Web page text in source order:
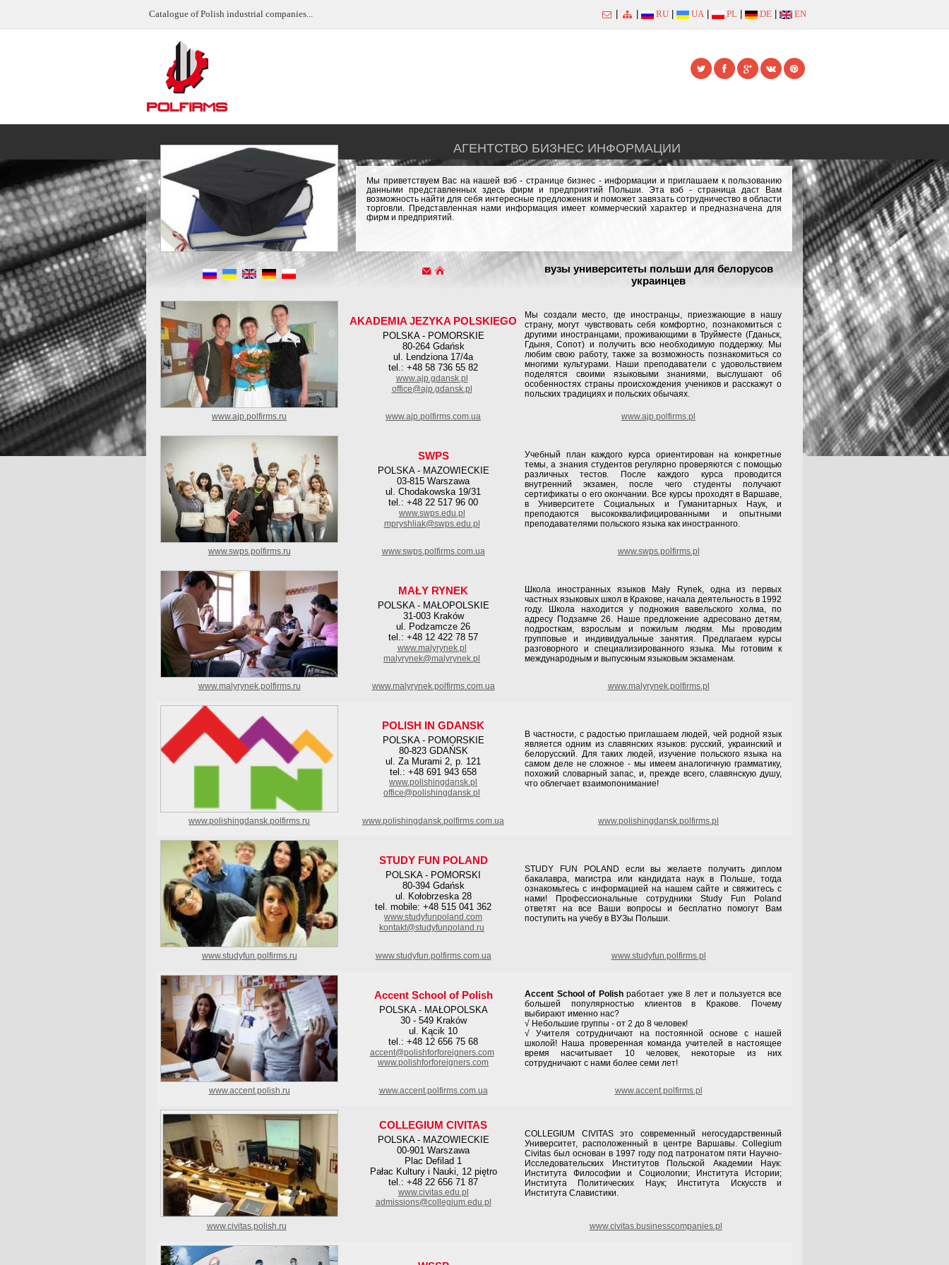
Catalogue of Polish industrial companies... RU UA PL DE EN
АГЕНТСТВО БИЗНЕС ИНФОРМАЦИИ
Мы приветствуем Вас на нашей вэб - странице бизнес - информации и приглашаем к пользованию
данными представленных здесь фирм и предприятий Польши. Эта вэб - страница даст Вам
возможность найти для себя интересные предложения и поможет завязать сотрудничество в области
торговли. Представленная нами информация имеет коммерческий характер и предназначена для
фирм и предприятий.
вузы университеты польши для белорусов
украинцев
AKADEMIA JEZYKA POLSKIEGO
POLSKA - POMORSKIE
80-264 Gdańsk
ul. Lendziona 17/4a
tel.: +48 58 736 55 82
www.ajp.gdansk.pl
office@ajp.gdansk.pl
Мы создали место, где иностранцы, приезжающие в нашу
страну, могут чувствовать себя комфортно, познакомиться с
другими иностранцами, проживающими в Труйместе (Гданьск,
Гдыня, Сопот) и получить всю необходимую поддержку. Мы
любим свою работу, также за возможность познакомиться со
многими культурами. Наши преподаватели с удовольствием
поделятся своими языковыми знаниями, выслушают об
особенностях страны происхождения учеников и расскажут о
польских традициях и польских обычаях.
www.ajp.polfirms.ru www.ajp.polfirms.com.ua www.ajp.polfirms.pl
SWPS
POLSKA - MAZOWIECKIE
03-815 Warszawa
ul. Chodakowska 19/31
tel.: +48 22 517 96 00
www.swps.edu.pl
mpryshliak@swps.edu.pl
Учебный план каждого курса ориентирован на конкретные
темы, а знания студентов регулярно проверяются с помощью
различных тестов. После каждого курса проводится
внутренний экзамен, после чего студенты получают
сертификаты о его окончании. Все курсы проходят в Варшаве,
в Университете Социальных и Гуманитарных Наук, и
преподаются высококвалифицированными и опытными
преподавателями польского языка как иностранного.
www.swps.polfirms.ru www.swps.polfirms.com.ua www.swps.polfirms.pl
MAŁY RYNEK
POLSKA - MAŁOPOLSKIE
31-003 Kraków
ul. Podzamcze 26
tel.: +48 12 422 78 57
www.malyrynek.pl
malyrynek@malyrynek.pl
Школа иностранных языков Mały Rynek, одна из первых
частных языковых школ в Кракове, начала деятельность в 1992
году. Школа находится у подножия вавельского холма, по
адресу Подзамче 26. Наше предложение адресовано детям,
подросткам, взрослым и пожилым людям. Мы проводим
групповые и индивидуальные занятия. Предлагаем курсы
разговорного и специализированного языка. Мы готовим к
международным и выпускным языковым экзаменам.
www.malyrynek.polfirms.ru www.malyrynek.polfirms.com.ua www.malyrynek.polfirms.pl
POLISH IN GDANSK
POLSKA - POMORSKIE
80-823 GDAŃSK
ul. Za Murami 2, p. 121
tel.: +48 691 943 658
www.polishingdansk.pl
office@polishingdansk.pl
В частности, с радостью приглашаем людей, чей родной язык
является одним из славянских языков: русский, украинский и
белорусский. Для таких людей, изучение польского языка на
самом деле не сложное - мы имеем аналогичную грамматику,
похожий словарный запас, и, прежде всего, славянскую душу,
что облегчает взаимопонимание!
www.polishingdansk.polfirms.ru www.polishingdansk.polfirms.com.ua www.polishingdansk.polfirms.pl
STUDY FUN POLAND
POLSKA - POMORSKI
80-394 Gdańsk
ul. Kołobrzeska 28
tel. mobile: +48 515 041 362
www.studyfunpoland.com
kontakt@studyfunpoland.ru
STUDY FUN POLAND eсли вы желаете получить диплом
бакалавра, магистра или кандидата наук в Польше, тогда
ознакомьтесь с информацией на нашем сайте и свяжитесь с
нами! Профессиональные сотрудники Study Fun Poland
ответят на все Ваши вопросы и бесплатно помогут Вам
поступить на учебу в ВУЗы Польши.
www.studyfun.polfirms.ru www.studyfun.polfirms.com.ua www.studyfun.polfirms.pl
Accent School of Polish
POLSKA - MAŁOPOLSKA
30 - 549 Kraków
ul. Kącik 10
tel.: +48 12 656 75 68
accent@polishforforeigners.com
www.polishforforeigners.com
Accent School of Polishработает уже 8 лет и пользуется все
большей популярностью клиентов в Кракове. Почему
выбирают именно нас?
√ Небольшие группы - от 2 до 8 человек!
√ Учителя сотрудничают на постоянной основе с нашей
школой! Наша проверенная команда учителей в настоящее
время насчитывает 10 человек, некоторые из них
сотрудничают с нами более семи лет!
www.accent.polish.ru www.accent.polfirms.com.ua www.accent.polfirms.pl
COLLEGIUM CIVITAS
POLSKA - MAZOWIECKIE
00-901 Warszawa
Plac Defilad 1
Pałac Kultury i Nauki, 12 piętro
tel.: +48 22 656 71 87
www.civitas.edu.pl
admissions@collegium.edu.pl
COLLEGIUM CIVITAS это современный негосударственный
Университет, расположенный в центре Варшавы. Collegium
Civitas был основан в 1997 году под патронатом пяти Научно-
Исследовательских Институтов Польской Академии Наук:
Института Философии и Социологии; Института Истории;
Института Политических Наук; Института Искусств и
Института Славистики.
www.civitas.polish.ru www.civitas.businesscompanies.pl